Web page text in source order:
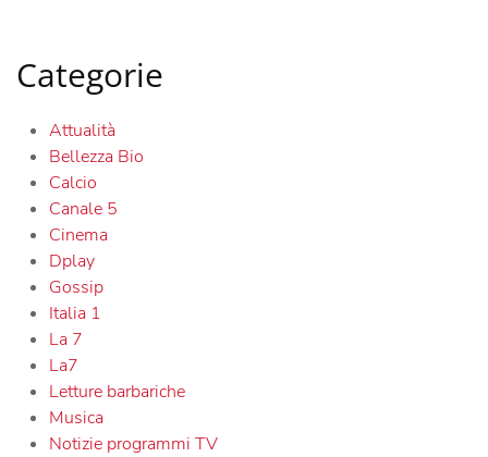
Categorie
Attualità
Bellezza Bio
Calcio
Canale 5
Cinema
Dplay
Gossip
Italia 1
La 7
La7
Letture barbariche
Musica
Notizie programmi TV